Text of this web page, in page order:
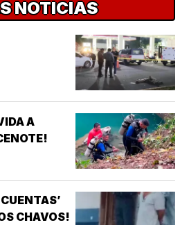
NOTICIAS
A
CHAVOS!